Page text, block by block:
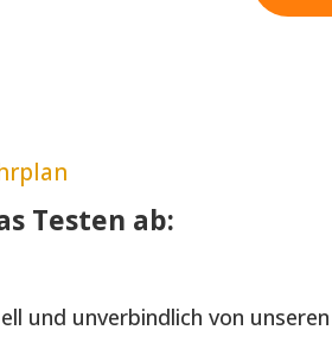
Testen ab:
und unverbindlich von